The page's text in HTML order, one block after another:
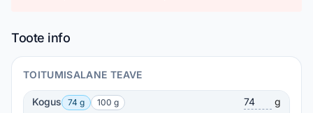
Toote info
TOITUMISALANE TEAVE
Kogus 74 g 100 g g